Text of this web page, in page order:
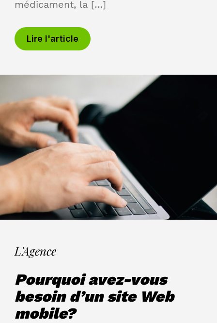
médicament, la […]
Lire l'article
L'Agence
Pourquoi avez-vous
besoin d’un site Web
mobile?